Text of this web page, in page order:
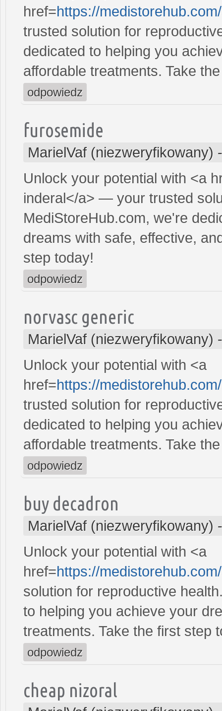
href=https://
trusted solution for
dedicated to helping you
affordable treatments. Take
odpowiedz
furosemide
MarielVaf (niezweryfikowany)
Unlock your potential with <a
inderal</a> — your trusted
MediStoreHub.com, we're
dreams with safe, effective,
step today!
odpowiedz
norvasc generic
MarielVaf (niezweryfikowany)
Unlock your potential with <a
href=https://
trusted solution for
dedicated to helping you
affordable treatments. Take
odpowiedz
buy decadron
MarielVaf (niezweryfikowany)
Unlock your potential with <a
href=https://
solution for reproductive
to helping you achieve your
treatments. Take the first step
odpowiedz
cheap nizoral